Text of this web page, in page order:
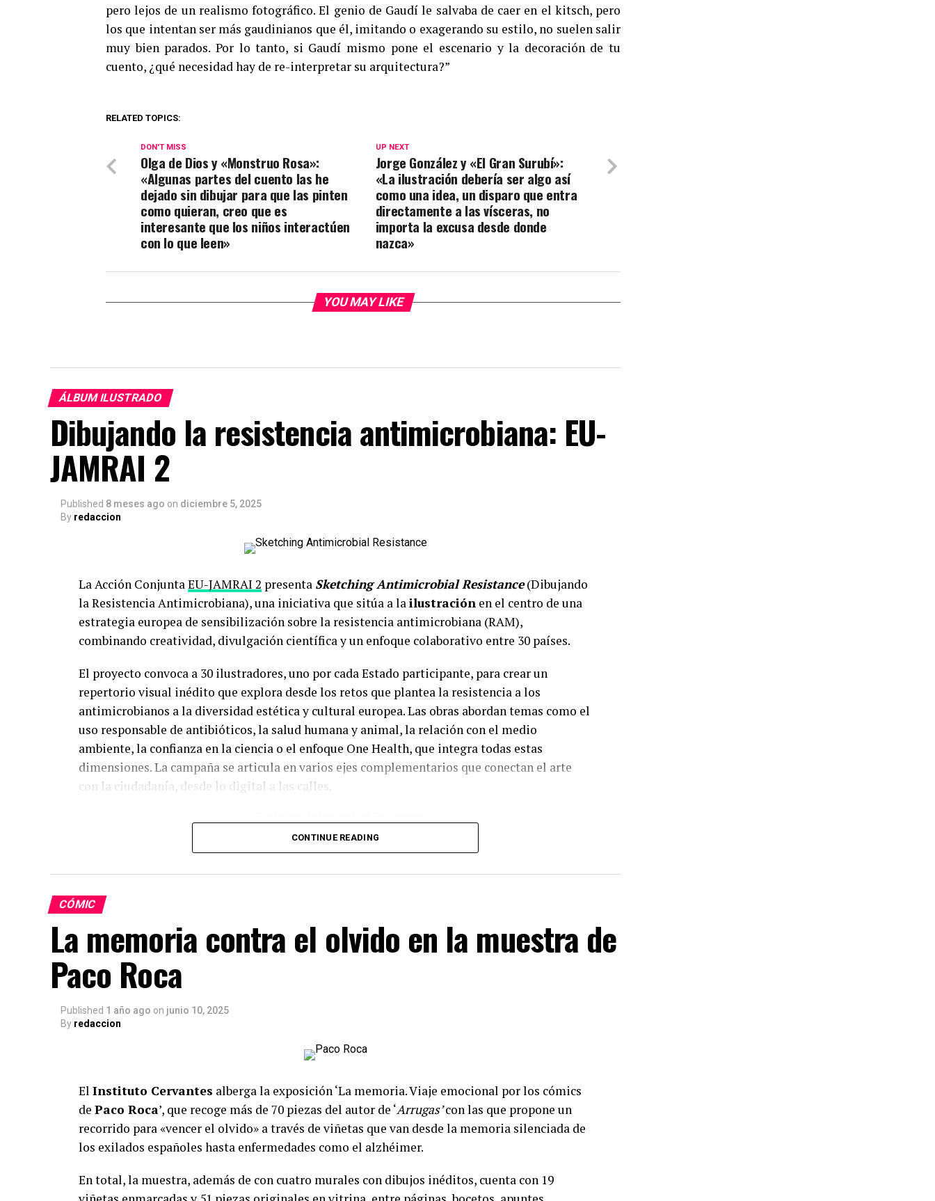
pero lejos de un realismo fotográfico. El genio de Gaudí le salvaba de caer en el kitsch, pero
los que intentan ser más gaudinianos que él, imitando o exagerando su estilo, no suelen salir
muy bien parados. Por lo tanto, si Gaudí mismo pone el escenario y la decoración de tu
cuento, ¿qué necesidad hay de re-interpretar su arquitectura?”
RELATED TOPICS:
UP NEXT
Jorge González y «El Gran Surubí»:
«La ilustración debería ser algo así
como una idea, un disparo que entra
directamente a las vísceras, no
importa la excusa desde donde
nazca»
DON'T MISS
Olga de Dios y «Monstruo Rosa»:
«Algunas partes del cuento las he
dejado sin dibujar para que las pinten
como quieran, creo que es
interesante que los niños interactúen
con lo que leen»
YOU MAY LIKE
ÁLBUM ILUSTRADO
Dibujando la resistencia antimicrobiana: EU-
JAMRAI 2
Published 8 meses ago on diciembre 5, 2025
By redaccion
La Acción ConjuntaEU-JAMRAI 2 presenta Sketching Antimicrobial Resistance(Dibujando
la Resistencia Antimicrobiana), una iniciativa que sitúa a lailustración en el centro de una
estrategia europea de sensibilización sobre la resistencia antimicrobiana (RAM),
combinando creatividad, divulgación científica y un enfoque colaborativo entre 30 países.
El proyecto convoca a 30 ilustradores, uno por cada Estado participante, para crear un
repertorio visual inédito que explora desde los retos que plantea la resistencia a los
antimicrobianos a la diversidad estética y cultural europea. Las obras abordan temas como el
uso responsable de antibióticos, la salud humana y animal, la relación con el medio
ambiente, la confianza en la ciencia o el enfoque One Health, que integra todas estas
dimensiones. La campaña se articula en varios ejes complementarios que conectan el arte
con la ciudadanía, desde lo digital a las calles.
Artwork by Mészely Ilka, part of the
campaign Sketching Antimicrobial
Una campaña online que celebra el poder de la ilustración
Sketching Antimicrobial Resistance
arranca como una campaña digital. Desde su
lanzamiento en el marco del Día Europeo para el Uso Prudente de los Antibióticos,EU-
JAMRAI 2, de manera conjunta con todos los ilustradores, están desvelando una ilustración
al día en sus redes sociales. Cada obra se acompaña de una breve explicación sobre diferentes
aspectos que tejen el problema de la resistencia antimicrobiana y cómo se aborda desde la
perspectiva del artista.
Esta estrategia convierte el proyecto en una galería virtual en evolución, que permite al
ampliar la conversación digital en torno a la resistencia antimicrobiana. La colaboración de
los propios artistas -todos ellos con una presencia destacada en redes sociales- amplifica el
alcance y la diversidad de las audiencias.
CONTINUE READING
CÓMIC
La memoria contra el olvido en la muestra de
Paco Roca
Published 1 año ago on junio 10, 2025
By redaccion
El Instituto Cervantes alberga la exposición ‘La memoria. Viaje emocional por los cómics
de Paco Roca’, que recoge más de 70 piezas del autor de ‘Arrugas’con las que propone un
recorrido para «vencer el olvido» a través de viñetas que van desde la memoria silenciada de
los exilados españoles hasta enfermedades como el alzhéimer.
En total, la muestra, además de con cuatro murales con dibujos inéditos, cuenta con 19